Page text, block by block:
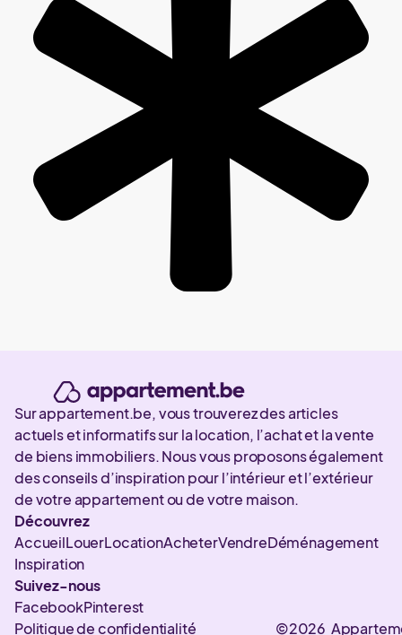
Sur appartement.be, vous trouverez des articles
actuels et informatifs sur la location, l’achat et la vente
de biens immobiliers. Nous vous proposons également
des conseils d’inspiration pour l’intérieur et l’extérieur
de votre appartement ou de votre maison.
Découvrez
AccueilLouerLocationAcheterVendreDéménagement
Inspiration
Suivez-nous
FacebookPinterest
©2026
Politique de confidentialité